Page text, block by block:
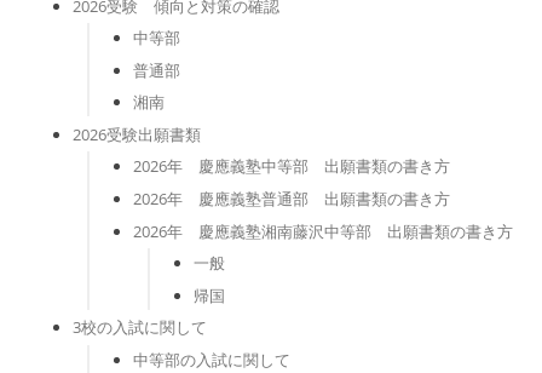
2026受験 傾向と対策の確認
中等部
普通部
湘南
2026受験出願書類
2026年 慶應義塾中等部 出願書類の書き方
2026年 慶應義塾普通部 出願書類の書き方
2026年 慶應義塾湘南藤沢中等部 出願書類の書き方
一般
帰国
3校の入試に関して
中等部の入試に関して